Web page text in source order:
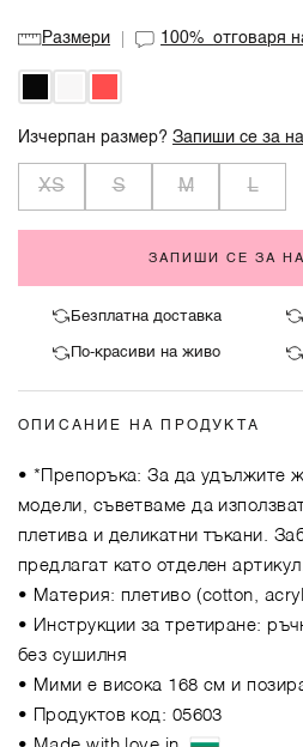
Размери 100%отговаря
Изчерпан размер?Запиши се за
XS S M L
ЗАПИШИ СЕ ЗА
Безплатна доставка
По-красиви на живо
ОПИСАНИЕ НА ПРОДУКТА
• *Препоръка: За да удължите
модели, съветваме да
плетива и деликатни тъкани.
предлагат като отделен артикул.
• Материя: плетиво (cotton,
• Инструкции за третиране:
без сушилня
• Мими е висока 168 см и
• Продуктов код: 05603